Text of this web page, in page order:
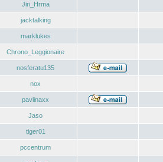
Jiri_Hrma
jacktalking
marklukes
Chrono_Leggionaire
nosferatu135
nox
pavlinaxx
Jaso
tiger01
pccentrum